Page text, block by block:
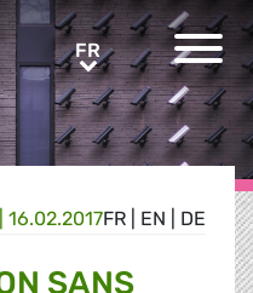
FRFR
FR EN DE
16.02.2017
SANS